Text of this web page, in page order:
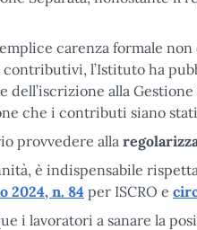
carenza formale
l’Istituto ha
dell’iscrizione alla Gestione
che i contributi siano
provvedere alla
è indispensabile
2024, n. 84per ISCRO e
i lavoratori a sanare la